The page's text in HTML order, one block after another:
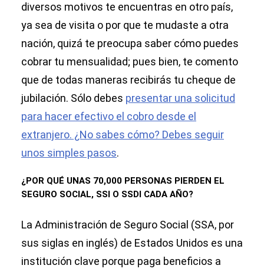
diversos motivos te encuentras en otro país,
ya sea de visita o por que te mudaste a otra
nación, quizá te preocupa saber cómo puedes
cobrar tu mensualidad; pues bien, te comento
que de todas maneras recibirás tu cheque de
jubilación. Sólo debes presentar una solicitud
para hacer efectivo el cobro desde el
extranjero. ¿No sabes cómo? Debes seguir
unos simples pasos.
¿POR QUÉ UNAS 70,000 PERSONAS PIERDEN EL
SEGURO SOCIAL, SSI O SSDI CADA AÑO?
La Administración de Seguro Social (SSA, por
sus siglas en inglés) de Estados Unidos es una
institución clave porque paga beneficios a